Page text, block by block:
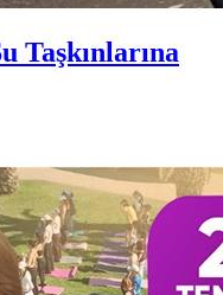
Taşkınlarına